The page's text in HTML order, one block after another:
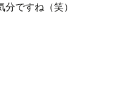
ですね（笑）